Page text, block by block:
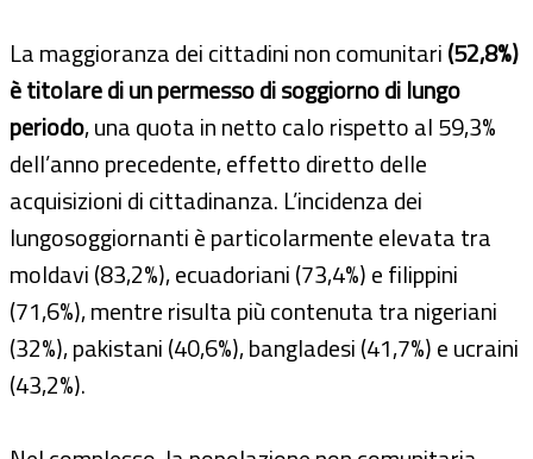
La maggioranza dei cittadini non comunitari(52,8%)
è titolare di un permesso di soggiorno di lungo
periodo, una quota in netto calo rispetto al 59,3%
dell’anno precedente, effetto diretto delle
acquisizioni di cittadinanza. L’incidenza dei
lungosoggiornanti è particolarmente elevata tra
moldavi (83,2%), ecuadoriani (73,4%) e filippini
(71,6%), mentre risulta più contenuta tra nigeriani
(32%), pakistani (40,6%), bangladesi (41,7%) e ucraini
(43,2%).